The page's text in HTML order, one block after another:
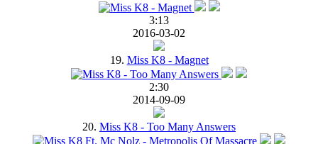
3:13
2016-03-02
19. Miss K8 - Magnet
2:30
2014-09-09
20. Miss K8 - Too Many Answers